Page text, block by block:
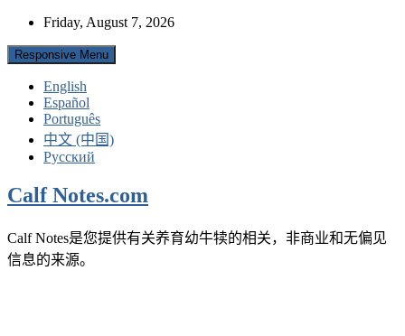
Skip
content
Friday, August 7, 2026
Responsive Menu
English
Español
Português
中文 (中国)
Русский
Calf Notes.com
Calf Notes是您提供有关养育幼牛犊的相关，非商业和无偏见
信息的来源。